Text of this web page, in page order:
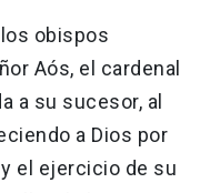
obispos
Aós, el cardenal
a su sucesor, al
a Dios por
el ejercicio de su